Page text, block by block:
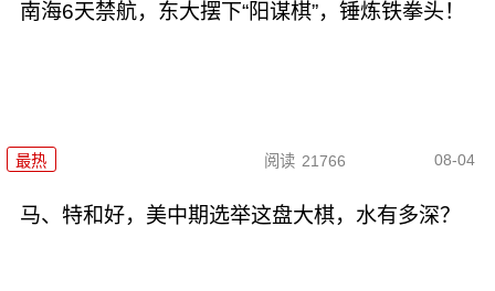
南海6天禁航，东大摆下“阳谋棋”，锤炼铁拳头！
最热 阅读 21766 08-04
马、特和好，美中期选举这盘大棋，水有多深？